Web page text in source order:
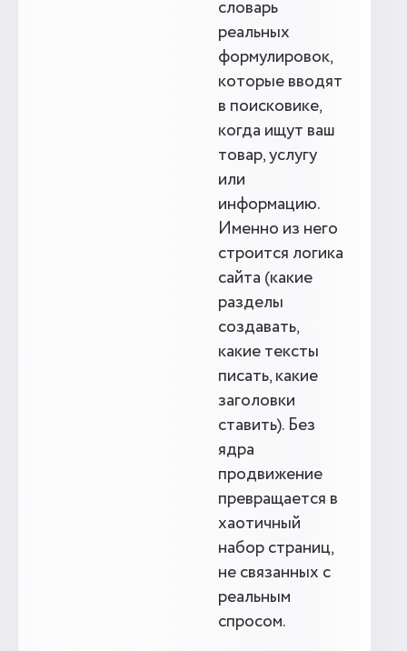
словарь
реальных
формулировок,
которые вводят
в поисковике,
когда ищут ваш
товар, услугу
или
информацию.
Именно из него
строится логика
сайта (какие
разделы
создавать,
какие тексты
писать, какие
заголовки
ставить). Без
ядра
продвижение
превращается в
хаотичный
набор страниц,
не связанных с
реальным
спросом.